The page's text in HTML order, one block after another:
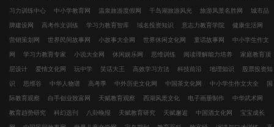
习力训练中心 中小学教育网 温泉旅游度假网 千岛湖旅游风光 旅游风景名胜网 城市品
牌建设网 高考作文训练 学习力教育智库 域名投资知识 意志力教育学院 健康生活网
营销策划网 世界民间故事网 小故事大全网 世界休闲文化网 童话故事网 中小学生作文
网 学习力教育专家 小说大全网 休闲娱乐网 思维训练 阅读理解能力培养 家庭教育顶
层设计 爱情文化网 玩中学 笑话大王 高效学习方法 科技前沿 地理知识 股票投资知
识 思维谷 中华人物谱 高考季 中外历史文化网 中国茶文化网 中小学生作文大全 国
际教育观察 白手创业致富网 天赋教育观察 西湖风景文化 电子画册制作 中华武术网
教育趋势研究 科幻选刊 八卦晚报 天赋教育研究 天赋邂逅 中国酒文化网 宝宝成长